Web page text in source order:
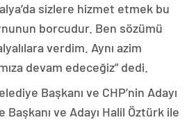
sizlere hizmet etmek bu
borcudur. Ben sözümü
verdim. Aynı azim
devam edeceğiz” dedi.
Başkanı ve CHP’nin Adayı
Başkanı ve Adayı Halil Öztürk ile